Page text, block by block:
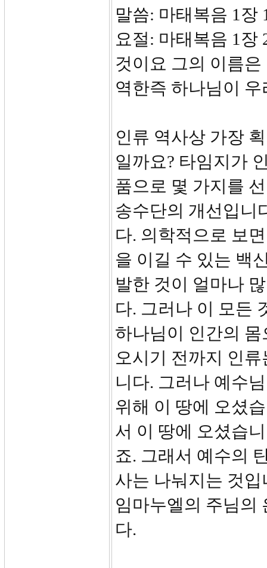
말씀: 마태복음 1장
요절: 마태복음 1장
것이요 그의 이름
역한즉 하나님이
인류 역사상 가장
일까요? 타임지가
품으로 몇 가지를
송수단의 개선입니
다. 의학적으로 보
을 이길 수 있는 백
발한 것이 얼마나
다. 그러나 이 모든
하나님이 인간의
오시기 전까지 인
니다. 그러나 예수
위해 이 땅에 오셨
서 이 땅에 오셨습
죠. 그래서 예수의
사는 나눠지는 것
임마누엘의 주님의
다.